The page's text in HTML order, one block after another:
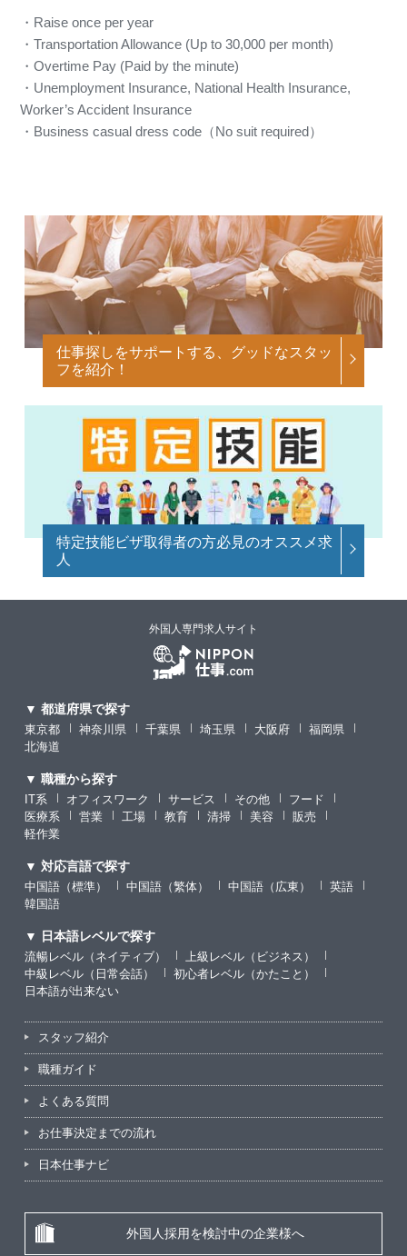
・Raise once per year
・Transportation Allowance (Up to 30,000 per month)
・Overtime Pay (Paid by the minute)
・Unemployment Insurance, National Health Insurance,
Worker’s Accident Insurance
・Business casual dress code（No suit required）
仕事探しをサポートする、グッドなスタッ
フを紹介！
特定技能ビザ取得者の方必見のオススメ求
人
外国人専門求人サイト
▼ 都道府県で探す
東京都 神奈川県 千葉県 埼玉県 大阪府
福岡県
北海道
▼ 職種から探す
IT系 オフィスワーク サービス その他
フード
医療系
営業 工場 教育 清掃 美容
販売
軽作業
▼ 対応言語で探す
中国語（標準） 中国語（繁体） 中国語（広東）
英語
韓国語
▼ 日本語レベルで探す
流暢レベル（ネイティブ）
上級レベル（ビジネス）
中級レベル（日常会話）
初心者レベル（かたこと）
日本語が出来ない
スタッフ紹介
職種ガイド
よくある質問
お仕事決定までの流れ
日本仕事ナビ
外国人採用を検討中の企業様へ